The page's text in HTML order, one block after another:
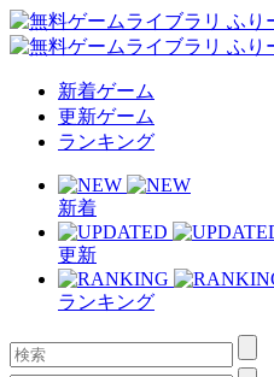
新着ゲーム
更新ゲーム
ランキング
新着
更新
ランキング